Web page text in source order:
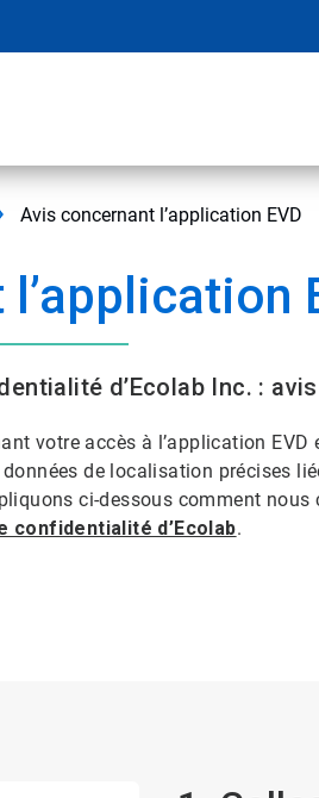
Avis concernant l’application EVD
d’Ecolab Inc. :
votre accès à l’application
de localisation précises
ci-dessous comment
confidentialité d’Ecolab.